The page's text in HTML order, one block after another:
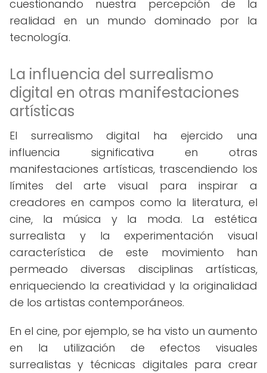
cuestionando nuestra percepción de la
realidad en un mundo dominado por la
tecnología.
La influencia del surrealismo
digital en otras manifestaciones
artísticas
El surrealismo digital ha ejercido una
influencia significativa en otras
manifestaciones artísticas, trascendiendo los
límites del arte visual para inspirar a
creadores en campos como la literatura, el
cine, la música y la moda. La estética
surrealista y la experimentación visual
característica de este movimiento han
permeado diversas disciplinas artísticas,
enriqueciendo la creatividad y la originalidad
de los artistas contemporáneos.
En el cine, por ejemplo, se ha visto un aumento
en la utilización de efectos visuales
surrealistas y técnicas digitales para crear